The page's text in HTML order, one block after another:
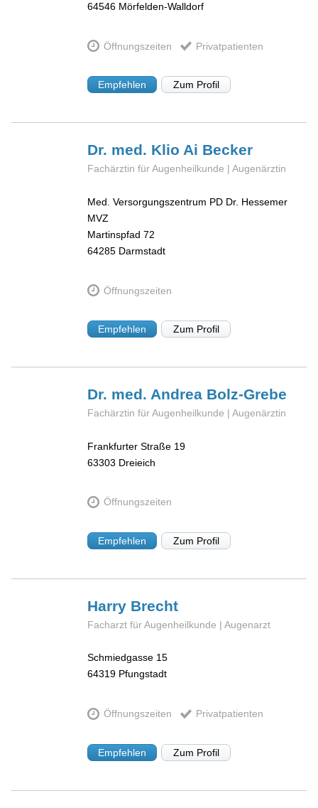
64546 Mörfelden-Walldorf
Öffnungszeiten Privatpatienten
Empfehlen Zum Profil
Dr. med. Klio Ai Becker
Fachärztin für Augenheilkunde | Augenärztin
Med. Versorgungszentrum PD Dr. Hessemer
MVZ
Martinspfad 72
64285 Darmstadt
Öffnungszeiten
Empfehlen Zum Profil
Dr. med. Andrea Bolz-Grebe
Fachärztin für Augenheilkunde | Augenärztin
Frankfurter Straße 19
63303 Dreieich
Öffnungszeiten
Empfehlen Zum Profil
Harry Brecht
Facharzt für Augenheilkunde | Augenarzt
Schmiedgasse 15
64319 Pfungstadt
Öffnungszeiten Privatpatienten
Empfehlen Zum Profil